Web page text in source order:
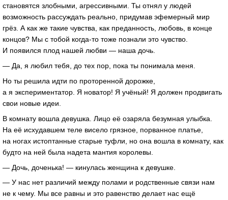
становятся злобными, агрессивными. Ты отнял у людей
возможность рассуждать реально, придумав эфемерный мир
грёз. А как же такие чувства, как преданность, любовь, в конце
концов? Мы с тобой когда-то тоже познали это чувство.
И появился плод нашей любви — наша дочь.
— Да, я любил тебя, до тех пор, пока ты понимала меня.
Но ты решила идти по проторенной дорожке,
а я экспериментатор. Я новатор! Я учёный! Я должен продвигать
свои новые идеи.
В комнату вошла девушка. Лицо её озаряла безумная улыбка.
На её исхудавшем теле висело грязное, порванное платье,
на ногах истоптанные старые туфли, но она вошла в комнату, как
будто на ней была надета мантия королевы.
— Дочь, доченька! — кинулась женщина к девушке.
— У нас нет различий между полами и родственные связи нам
не к чему. Мы все равны и это равенство делает нас ещё